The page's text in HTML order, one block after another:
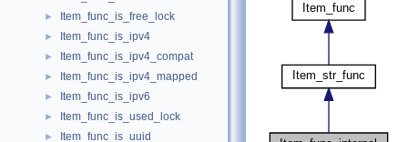
► Item_func_is_free_lock
► Item_func_is_ipv4
► Item_func_is_ipv4_compat
► Item_func_is_ipv4_mapped
► Item_func_is_ipv6
► Item_func_is_used_lock
► Item_func_is_uuid